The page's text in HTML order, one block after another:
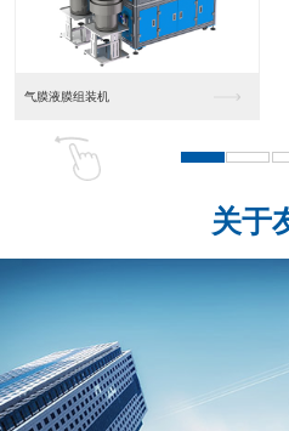
气膜液膜组装机
关于